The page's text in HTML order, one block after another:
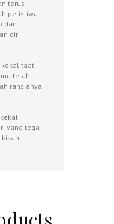
terus
peristiwa
dan
diri
kekal taat
telah
rahsianya
yang tega